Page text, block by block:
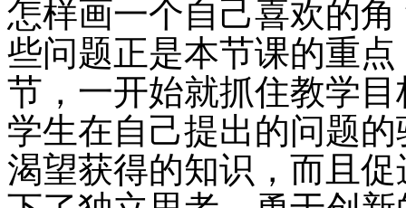
怎样画一个自己喜欢的
些问题正是本节课的重
节，一开始就抓住教学
学生在自己提出的问题
渴望获得的知识，而且